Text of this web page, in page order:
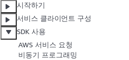
시작하기
서비스 클라이언트 구성
SDK 사용
AWS 서비스 요청
비동기 프로그래밍